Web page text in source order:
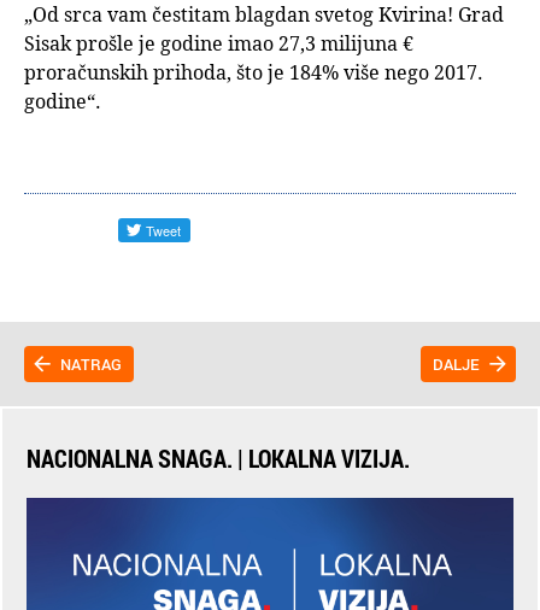
„Od srca vam čestitam blagdan svetog Kvirina! Grad
Sisak prošle je godine imao 27,3 milijuna €
proračunskih prihoda, što je 184% više nego 2017.
godine“.
NATRAG DALJE
NACIONALNA SNAGA. | LOKALNA VIZIJA.